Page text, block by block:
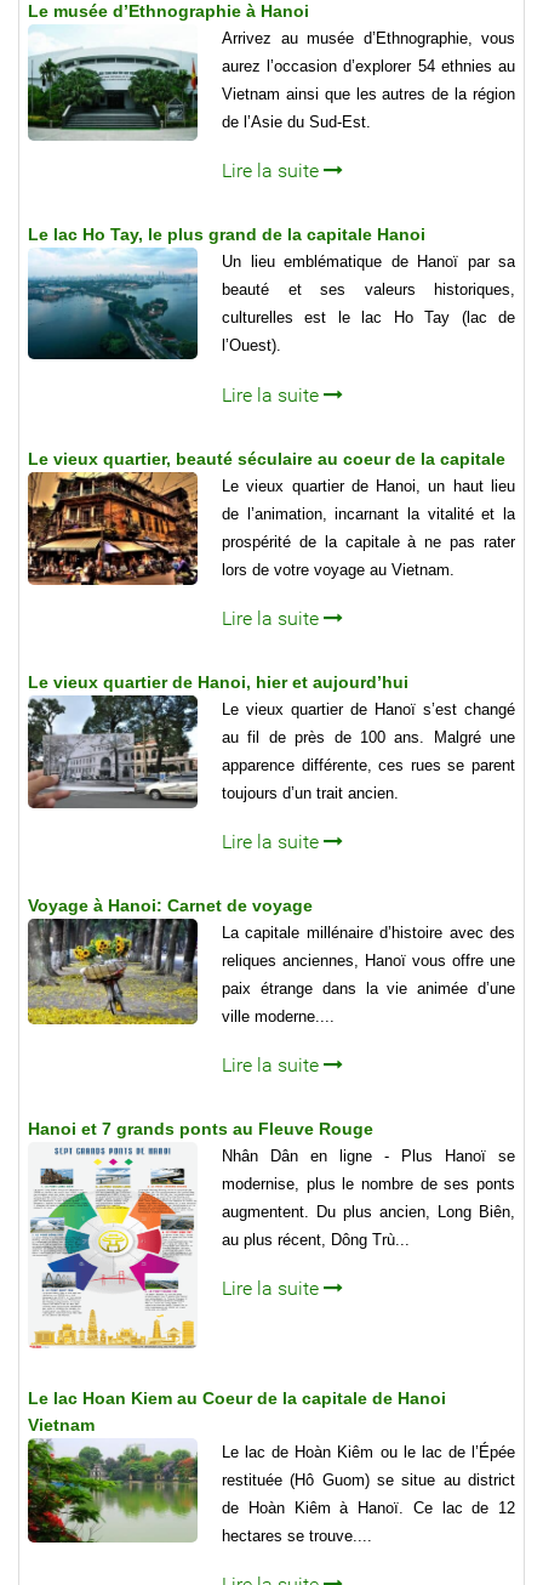
Le musée d’Ethnographie à Hanoi
Arrivez au musée d’Ethnographie, vous
aurez l’occasion d’explorer 54 ethnies au
Vietnam ainsi que les autres de la région
de l’Asie du Sud-Est.
Lire la suite
Le lac Ho Tay, le plus grand de la capitale Hanoi
Un lieu emblématique de Hanoï par sa
beauté et ses valeurs historiques,
culturelles est le lac Ho Tay (lac de
l’Ouest).
Lire la suite
Le vieux quartier, beauté séculaire au coeur de la capitale
Le vieux quartier de Hanoi, un haut lieu
de l’animation, incarnant la vitalité et la
prospérité de la capitale à ne pas rater
lors de votre voyage au Vietnam.
Lire la suite
Le vieux quartier de Hanoi, hier et aujourd’hui
Le vieux quartier de Hanoï s’est changé
au fil de près de 100 ans. Malgré une
apparence différente, ces rues se parent
toujours d’un trait ancien.
Lire la suite
Voyage à Hanoi: Carnet de voyage
La capitale millénaire d’histoire avec des
reliques anciennes, Hanoï vous offre une
paix étrange dans la vie animée d’une
ville moderne....
Lire la suite
Hanoi et 7 grands ponts au Fleuve Rouge
Nhân Dân en ligne - Plus Hanoï se
modernise, plus le nombre de ses ponts
augmentent. Du plus ancien, Long Biên,
au plus récent, Dông Trù...
Lire la suite
Le lac Hoan Kiem au Coeur de la capitale de Hanoi
Vietnam
Le lac de Hoàn Kiêm ou le lac de l’Épée
restituée (Hô Guom) se situe au district
de Hoàn Kiêm à Hanoï. Ce lac de 12
hectares se trouve....